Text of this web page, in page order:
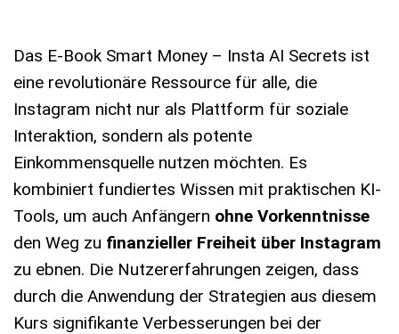
Das E-Book Smart Money – Insta AI Secrets ist
eine revolutionäre Ressource für alle, die
Instagram nicht nur als Plattform für soziale
Interaktion, sondern als potente
Einkommensquelle nutzen möchten. Es
kombiniert fundiertes Wissen mit praktischen KI-
Tools, um auch Anfängern ohne Vorkenntnisse
den Weg zu finanzieller Freiheit über Instagram
zu ebnen. Die Nutzererfahrungen zeigen, dass
durch die Anwendung der Strategien aus diesem
Kurs signifikante Verbesserungen bei der